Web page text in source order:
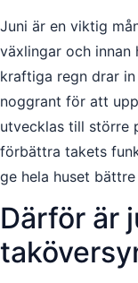
Juni är en viktig
växlingar och innan
kraftiga regn drar
noggrant för att
utvecklas till större
förbättra takets
ge hela huset
Därför är